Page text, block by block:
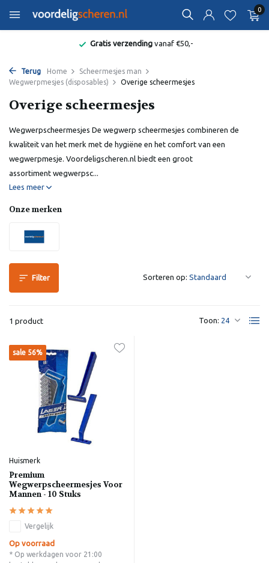
0
Gratis verzendingvanaf €50,-
Terug Home
Scheermesjes man
Wegwerpmesjes (disposables)
Overige scheermesjes
Overige scheermesjes
Wegwerpscheermesjes De wegwerp scheermesjes combineren de
kwaliteit van het merk met de hygiëne en het comfort van een
wegwerpmesje. Voordeligscheren.nl biedt een groot
assortiment wegwerpsc...
Lees meer
Onze merken
Filter
1 product Toon:
Sorteren op:
sale 56%
Huismerk
Premium
Wegwerpscheermesjes Voor
Mannen - 10 Stuks
Vergelijk
Op voorraad
* Op werkdagen voor 21:00